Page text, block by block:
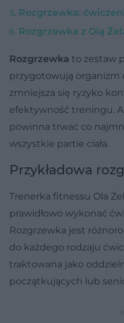
Rozgrzewka:
Rozgrzewka z Olą
Rozgrzewka to zestaw
przygotowują organizm
zmniejsza się ryzyko
efektywność treningu.
powinna trwać co
wszystkie partie ciała.
Przykładowa
Trenerka fitnessu Ola
prawidłowo wykonać
Rozgrzewka jest
do każdego rodzaju
traktowana jako
początkujących lub